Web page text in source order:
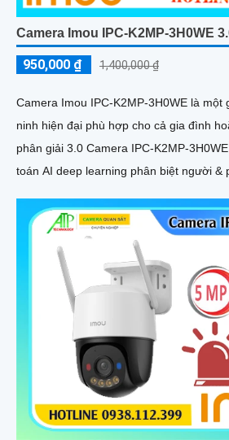
Camera Imou IPC-K2MP-3H0WE
950,000 ₫ 1,400,000 ₫
Camera Imou IPC-K2MP-3H0WE là một
ninh hiện đại phù hợp cho cả gia đình
phân giải 3.0 Camera IPC-K2MP-
toán AI deep learning phân biệt người &